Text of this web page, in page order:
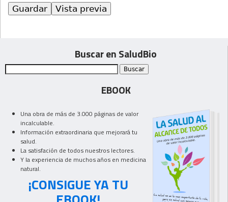
Buscar en SaludBio
EBOOK
Una obra de más de 3.000 páginas de valor
incalculable.
Información extraordinaria que mejorará tu
salud.
La satisfación de todos nuestros lectores.
Y la experiencia de muchos años en medicina
natural.
¡CONSIGUE YA TU